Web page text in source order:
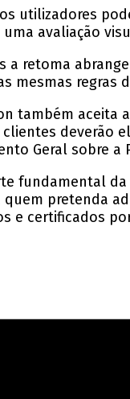
utilizadores
avaliação
a retoma
mesmas regras
também
deverão
Geral sobre a
fundamental
quem pretenda
e certificados